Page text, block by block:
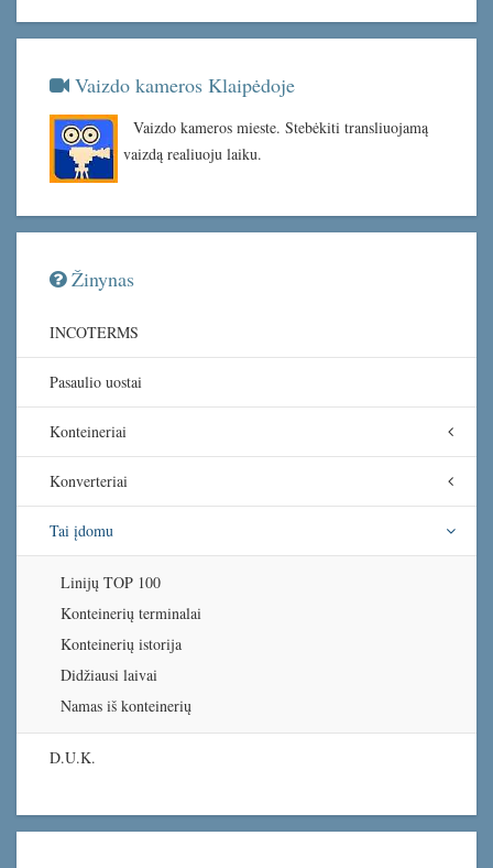
Vaizdo kameros Klaipėdoje
Vaizdo kameros mieste. Stebėkiti transliuojamą
vaizdą realiuoju laiku.
Žinynas
INCOTERMS
Pasaulio uostai
Konteineriai
Konverteriai
Tai įdomu
Linijų TOP 100
Konteinerių terminalai
Konteinerių istorija
Didžiausi laivai
Namas iš konteinerių
D.U.K.